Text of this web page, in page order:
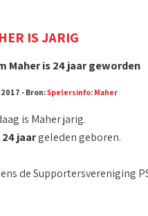
IS JARIG
Maher is 24 jaar geworden
- Bron:Spelersinfo: Maher
is Maher jarig.
24 jaargeleden geboren.
de Supportersvereniging